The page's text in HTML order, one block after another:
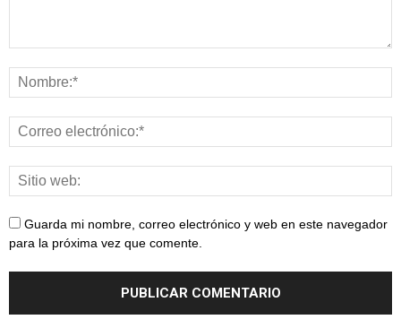
Guarda mi nombre, correo electrónico y web en este navegador
para la próxima vez que comente.